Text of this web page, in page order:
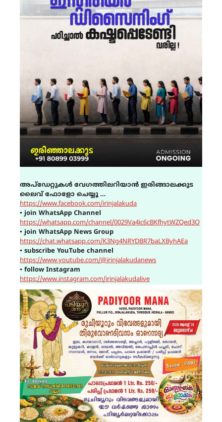
അപ്ഡേറ്റുകൾ വേഗത്തിലറിയാൻ ഇരിങ്ങാലക്കുട
ലൈവ് ഫോളോ ചെയ്യൂ …
https://www.facebook.com/irinjalakuda
▪ join WhatsApp Channel
https://whatsapp.com/channel/0029Va4ic6cBKfhytWZQed3O
▪ join WhatsApp News Group
https://chat.whatsapp.com/K3Ng4NRYDBR7baLXByhAEa
▪ subscribe YouTube channel
https://www.youtube.com/@irinjalakudanews
▪ follow Instagram
https://www.instagram.com/irinjalakudalive